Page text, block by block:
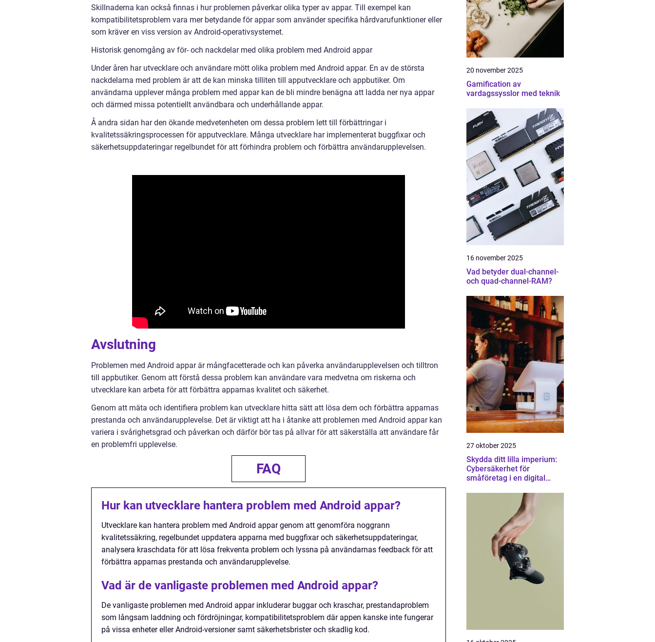
Skillnaderna kan också finnas i hur problemen påverkar olika typer av appar. Till exempel kan
kompatibilitetsproblem vara mer betydande för appar som använder specifika hårdvarufunktioner eller
som kräver en viss version av Android-operativsystemet.
Historisk genomgång av för- och nackdelar med olika problem med Android appar
Under åren har utvecklare och användare mött olika problem med Android appar. En av de största
nackdelarna med problem är att de kan minska tilliten till apputvecklare och appbutiker. Om
användarna upplever många problem med appar kan de bli mindre benägna att ladda ner nya appar
och därmed missa potentiellt användbara och underhållande appar.
Å andra sidan har den ökande medvetenheten om dessa problem lett till förbättringar i
kvalitetssäkringsprocessen för apputvecklare. Många utvecklare har implementerat buggfixar och
säkerhetsuppdateringar regelbundet för att förhindra problem och förbättra användarupplevelsen.
Avslutning
Problemen med Android appar är mångfacetterade och kan påverka användarupplevelsen och tilltron
till appbutiker. Genom att förstå dessa problem kan användare vara medvetna om riskerna och
utvecklare kan arbeta för att förbättra apparnas kvalitet och säkerhet.
Genom att mäta och identifiera problem kan utvecklare hitta sätt att lösa dem och förbättra apparnas
prestanda och användarupplevelse. Det är viktigt att ha i åtanke att problemen med Android appar kan
variera i svårighetsgrad och påverkan och därför bör tas på allvar för att säkerställa att användare får
en problemfri upplevelse.
FAQ
Hur kan utvecklare hantera problem med Android appar?
Utvecklare kan hantera problem med Android appar genom att genomföra noggrann
kvalitetssäkring, regelbundet uppdatera apparna med buggfixar och säkerhetsuppdateringar,
analysera kraschdata för att lösa frekventa problem och lyssna på användarnas feedback för att
förbättra apparnas prestanda och användarupplevelse.
Vad är de vanligaste problemen med Android appar?
De vanligaste problemen med Android appar inkluderar buggar och kraschar, prestandaproblem
som långsam laddning och fördröjningar, kompatibilitetsproblem där appen kanske inte fungerar
på vissa enheter eller Android-versioner samt säkerhetsbrister och skadlig kod.
20 november 2025
Gamification av
vardagssysslor med teknik
16 november 2025
Vad betyder dual-channel-
och quad-channel-RAM?
27 oktober 2025
Skydda ditt lilla imperium:
Cybersäkerhet för
småföretag i en digital